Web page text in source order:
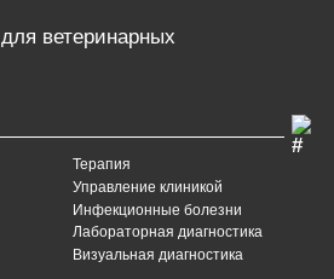
для ветеринарных
Терапия
Управление клиникой
Инфекционные болезни
Лабораторная диагностика
Визуальная диагностика